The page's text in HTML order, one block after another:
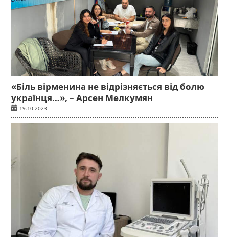
«Біль вірменина не відрізняється від болю
українця…», – Арсен Мелкумян
19.10.2023